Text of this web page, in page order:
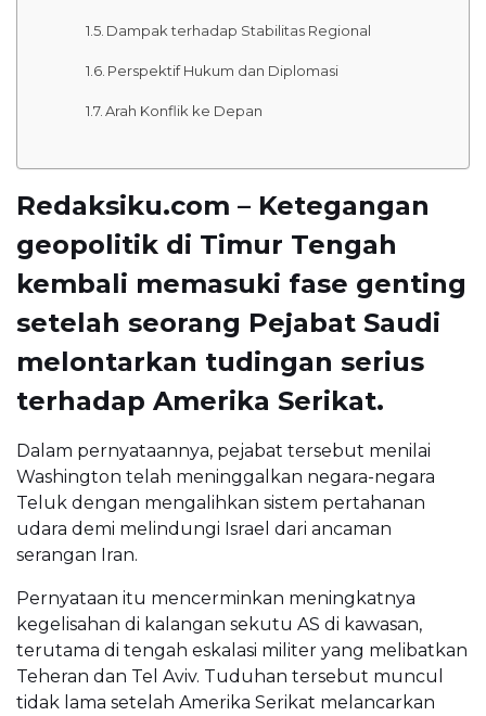
Dampak terhadap Stabilitas Regional
Perspektif Hukum dan Diplomasi
Arah Konflik ke Depan
Redaksiku.com – Ketegangan
geopolitik di Timur Tengah
kembali memasuki fase genting
setelah seorang Pejabat Saudi
melontarkan tudingan serius
terhadap Amerika Serikat.
Dalam pernyataannya, pejabat tersebut menilai
Washington telah meninggalkan negara-negara
Teluk dengan mengalihkan sistem pertahanan
udara demi melindungi Israel dari ancaman
serangan Iran.
Pernyataan itu mencerminkan meningkatnya
kegelisahan di kalangan sekutu AS di kawasan,
terutama di tengah eskalasi militer yang melibatkan
Teheran dan Tel Aviv. Tuduhan tersebut muncul
tidak lama setelah Amerika Serikat melancarkan